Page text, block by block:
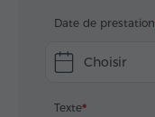
Date de prestation
Choisir
Texte